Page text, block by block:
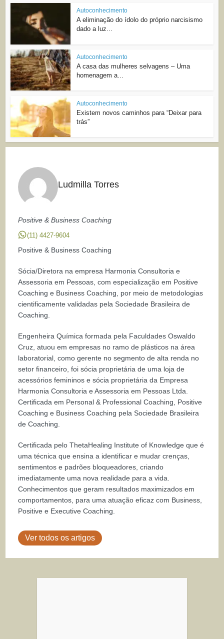
Autoconhecimento
A eliminação do ídolo do próprio narcisismo
dado a luz...
Autoconhecimento
A casa das mulheres selvagens – Uma
homenagem a...
Autoconhecimento
Existem novos caminhos para “Deixar para
trás”
Ludmilla Torres
Positive & Business Coaching
(11) 4427-9604
Positive & Business Coaching
Sócia/Diretora na empresa Harmonia Consultoria e
Assessoria em Pessoas, com especialização em Positive
Coaching e Business Coaching, por meio de metodologias
cientificamente validadas pela Sociedade Brasileira de
Coaching.
Engenheira Química formada pela Faculdades Oswaldo
Cruz, atuou em empresas no ramo de plásticos na área
laboratorial, como gerente no segmento de alta renda no
setor financeiro, foi sócia proprietária de uma loja de
acessórios femininos e sócia proprietária da Empresa
Harmonia Consultoria e Assessoria em Pessoas Ltda.
Certificada em Personal & Professional Coaching, Positive
Coaching e Business Coaching pela Sociedade Brasileira
de Coaching.
Certificada pelo ThetaHealing Institute of Knowledge que é
uma técnica que ensina a identificar e mudar crenças,
sentimentos e padrões bloqueadores, criando
imediatamente uma nova realidade para a vida.
Conhecimentos que geram resultados maximizados em
comportamentos, para uma atuação eficaz com Business,
Positive e Executive Coaching.
Ver todos os artigos